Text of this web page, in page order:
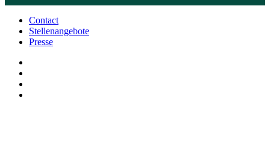
Contact
Stellenangebote
Presse